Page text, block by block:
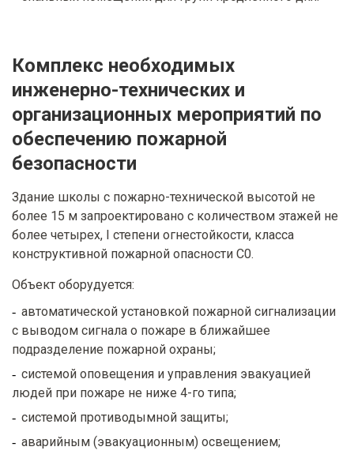
Комплекс необходимых
инженерно-технических и
организационных мероприятий по
обеспечению пожарной
безопасности
Здание школы с пожарно-технической высотой не
более 15 м запроектировано с количеством этажей не
более четырех, I степени огнестойкости, класса
конструктивной пожарной опасности С0.
Объект оборудуется:
автоматической установкой пожарной сигнализации
с выводом сигнала о пожаре в ближайшее
подразделение пожарной охраны;
системой оповещения и управления эвакуацией
людей при пожаре не ниже 4-го типа;
системой противодымной защиты;
аварийным (эвакуационным) освещением;